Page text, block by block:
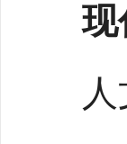
现
人文